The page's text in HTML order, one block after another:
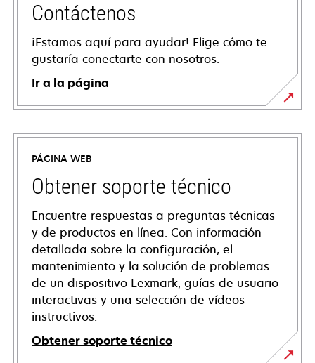
Contáctenos
¡Estamos aquí para ayudar! Elige cómo te
gustaría conectarte con nosotros.
Ir a la página
PÁGINA WEB
Obtener soporte técnico
Encuentre respuestas a preguntas técnicas
y de productos en línea. Con información
detallada sobre la configuración, el
mantenimiento y la solución de problemas
de un dispositivo Lexmark, guías de usuario
interactivas y una selección de vídeos
instructivos.
Obtener soporte técnico